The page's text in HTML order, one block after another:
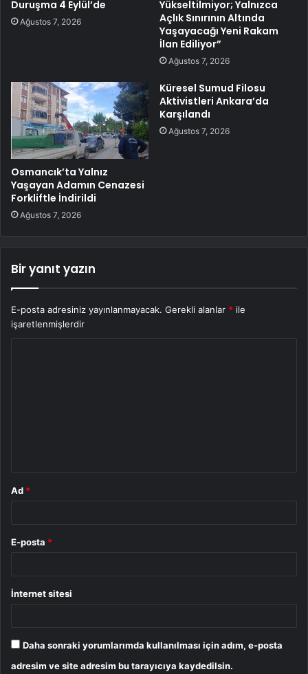
Duruşma 4 Eylül’de
Ağustos 7, 2026
Yükseltilmiyor; Yalnızca
Açlık Sınırının Altında
Yaşayacağı Yeni Rakam
İlan Ediliyor”
Ağustos 7, 2026
Osmancık’ta Yalnız
Yaşayan Adamın Cenazesi
Forkliftle İndirildi
Ağustos 7, 2026
Küresel Sumud Filosu
Aktivistleri Ankara’da
Karşılandı
Ağustos 7, 2026
Bir yanıt yazın
E-posta adresiniz yayınlanmayacak. Gerekli alanlar * ile
işaretlenmişlerdir
Ad *
E-posta *
İnternet sitesi
Daha sonraki yorumlarımda kullanılması için adım, e-posta
adresim ve site adresim bu tarayıcıya kaydedilsin.